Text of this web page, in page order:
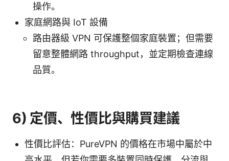
操作。
家庭網路與 IoT 設備
路由器級 VPN 可保護整個家庭裝置；但需要
留意整體網路 throughput，並定期檢查連線
品質。
6) 定價、性價比與購買建議
性價比評估：PureVPN 的價格在市場中屬於中